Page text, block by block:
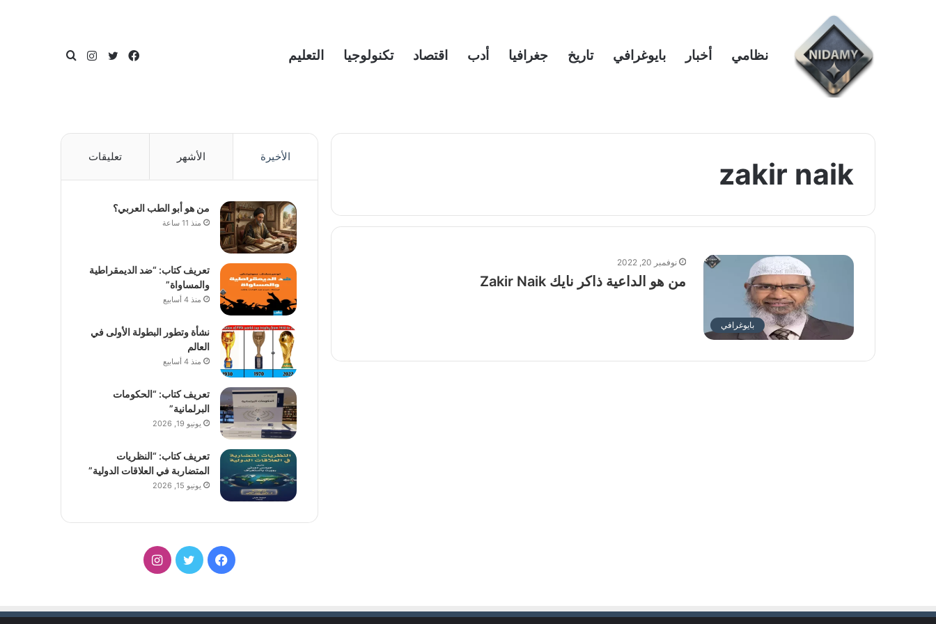
نظامي أخبار بايوغرافي تاريخ جغرافيا أدب اقتصاد تكنولوجيا التعليم بحث
انستقرامتويتر
فيسبوك
zakir naik
بايوغرافي
نوفمبر 20, 2022
من هو الداعية ذاكر نايك Zakir Naik
الأخيرة الأشهر تعليقات
من هو أبو الطب العربي؟
منذ 11 ساعة
تعريف كتاب: “ضد الديمقراطية
والمساواة”
منذ 4 أسابيع
نشأة وتطور البطولة الأولى في
العالم
منذ 4 أسابيع
تعريف كتاب: “الحكومات
البرلمانية”
يونيو 19, 2026
تعريف كتاب: “النظريات
المتضاربة في العلاقات الدولية”
يونيو 15, 2026
فيسبوكتويتر انستقرام